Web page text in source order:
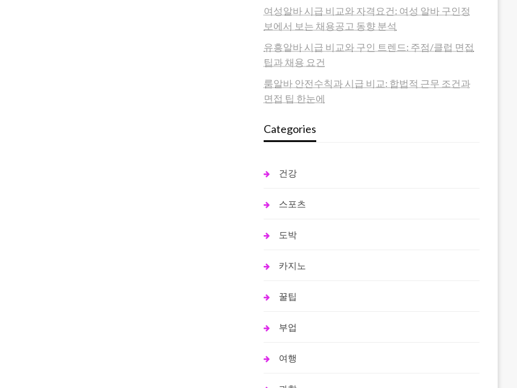
여성알바 시급 비교와 자격요건: 여성 알바 구인정
보에서 보는 채용공고 동향 분석
유흥알바 시급 비교와 구인 트렌드: 주점/클럽 면접
팁과 채용 요건
룸알바 안전수칙과 시급 비교: 합법적 근무 조건과
면접 팁 한눈에
Categories
건강
스포츠
도박
카지노
꿀팁
부업
여행